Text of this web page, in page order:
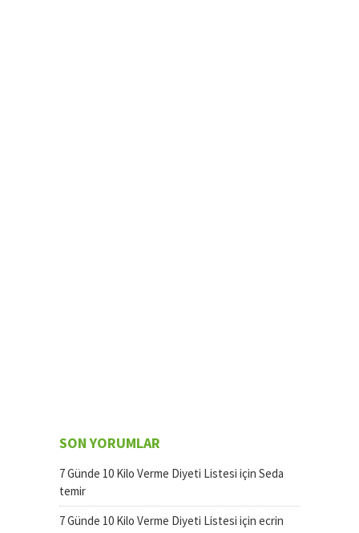
SON YORUMLAR
7 Günde 10 Kilo Verme Diyeti Listesi için Seda
temir
7 Günde 10 Kilo Verme Diyeti Listesi için ecrin